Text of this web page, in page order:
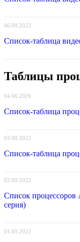
06.09.2022
Список-таблица
Таблицы
04.06.2026
Список-таблица
03.09.2022
Список-таблица
02.09.2022
Список
серия)
01.09.2022